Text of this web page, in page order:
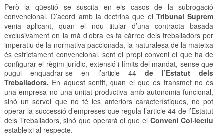
Però la qüestió se suscita en els casos de la subrogació
convencional. D’acord amb la doctrina que el Tribunal Suprem
venia aplicant, quan el nou titular d’una contracta basada
exclusivament en la mà d’obra es fa càrrec dels treballadors per
imperatiu de la normativa paccionada, la naturalesa de la mateixa
és estrictament convencional, sent el propi conveni el que ha de
configurar el règim jurídic, extensió i límits del mandat, sense que
pugui enquadrar-se en l’article 44 de l’Estatut dels
Treballadors. En aquest sentit, quan el que es transmet no és
una empresa no una unitat productiva amb autonomia funcional,
sinó un servei que no té les anteriors característiques, no pot
operar la successió d’empreses que regula l’article 44 de l’Estatut
dels Treballadors, sinó que operarà el que el Conveni Col·lectiu
estableixi al respecte.